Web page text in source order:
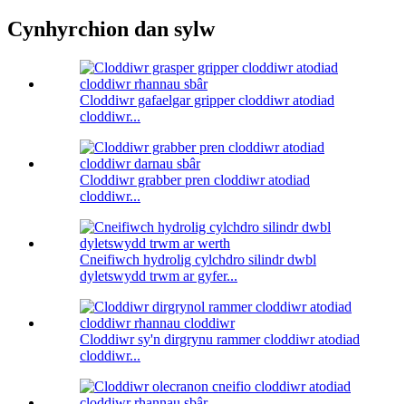
Cynhyrchion dan sylw
Cloddiwr gafaelgar gripper cloddiwr atodiad
cloddiwr...
Cloddiwr grabber pren cloddiwr atodiad
cloddiwr...
Cneifiwch hydrolig cylchdro silindr dwbl
dyletswydd trwm ar gyfer...
Cloddiwr sy'n dirgrynu rammer cloddiwr atodiad
cloddiwr...